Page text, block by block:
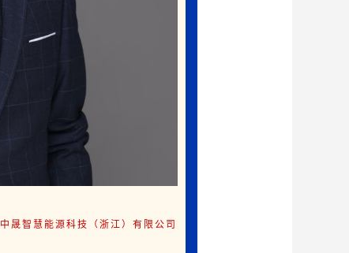
中晟智慧能源科技（浙江）有限公司